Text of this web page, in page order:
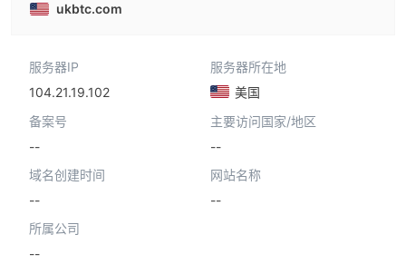
ukbtc.com
服务器IP
104.21.19.102
服务器所在地
美国
备案号
--
主要访问国家/地区
--
域名创建时间
--
网站名称
--
所属公司
--